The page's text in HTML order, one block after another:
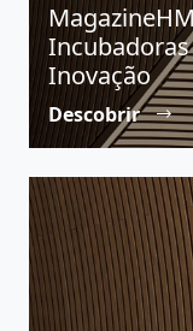
Inovação
Descobrir